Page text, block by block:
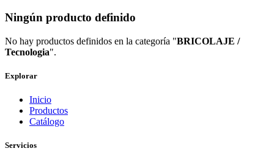
Ningún producto definido
No hay productos definidos en la categoría "BRICOLAJE /
Tecnologia".
Explorar
Inicio
Productos
Catálogo
Servicios